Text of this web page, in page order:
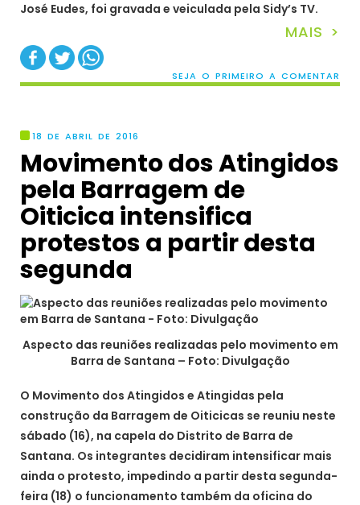
José Eudes, foi gravada e veiculada pela Sidy’s TV.
MAIS >
SEJA O PRIMEIRO A COMENTAR
18 DE ABRIL DE 2016
Movimento dos Atingidos
pela Barragem de
Oiticica intensifica
protestos a partir desta
segunda
Aspecto das reuniões realizadas pelo movimento em
Barra de Santana – Foto: Divulgação
O Movimento dos Atingidos e Atingidas pela
construção da Barragem de Oiticicas se reuniu neste
sábado (16), na capela do Distrito de Barra de
Santana. Os integrantes decidiram intensificar mais
ainda o protesto, impedindo a partir desta segunda-
feira (18) o funcionamento também da oficina do